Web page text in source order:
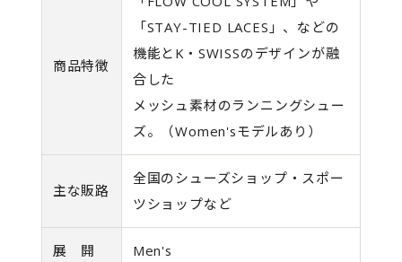
商品特徴
「STAY-TIED LACES」、などの
機能とK・SWISSのデザインが融
合した
メッシュ素材のランニングシュー
ズ。（Women'sモデルあり）
主な販路
全国のシューズショップ・スポー
ツショップなど
展 開 Men's